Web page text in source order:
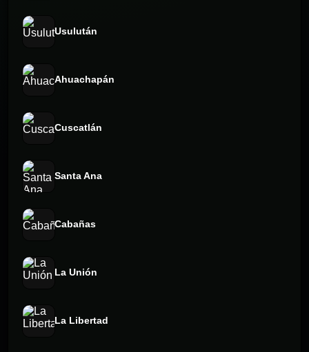
Usulután
Ahuachapán
Cuscatlán
Santa Ana
Cabañas
La Unión
La Libertad